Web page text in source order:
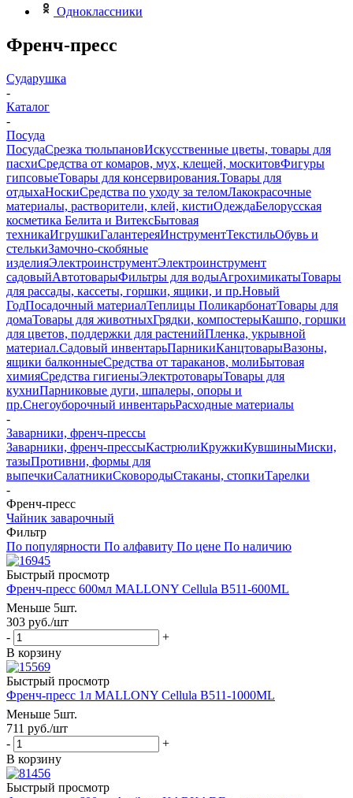
Одноклассники
Френч-пресс
Сударушка
-
Каталог
-
Посуда
ПосудаСрезка тюльпановИскусственные цветы, товары для
пасхиСредства от комаров, мух, клещей, москитовФигуры
гипсовыеТовары для консервирования.Товары для
отдыхаНоскиСредства по уходу за теломЛакокрасочные
материалы, растворители, клей, кистиОдеждаБелорусская
косметика Белита и ВитексБытовая
техникаИгрушкиГалантереяИнструментТекстильОбувь и
стелькиЗамочно-скобяные
изделияЭлектроинструментЭлектроинструмент
садовыйАвтотоварыФильтры для водыАгрохимикатыТовары
для рассады, кассеты, горшки, ящики, и пр.Новый
ГодПосадочный материалТеплицы ПоликарбонатТовары для
домаТовары для животныхГрядки, компостерыКашпо, горшки
для цветов, поддержки для растенийПленка, укрывной
материал.Садовый инвентарьПарникиКанцтоварыВазоны,
ящики балконныеСредства от тараканов, молиБытовая
химияСредства гигиеныЭлектротоварыТовары для
кухниПарниковые дуги, шпалеры, опоры и
пр.Снегоуборочный инвентарьРасходные материалы
-
Заварники, френч-прессы
Заварники, френч-прессыКастрюлиКружкиКувшиныМиски,
тазыПротивни, формы для
выпечкиСалатникиСковородыСтаканы, стопкиТарелки
-
Френч-пресс
Чайник заварочный
Фильтр
По популярности По алфавиту По цене По наличию
Быстрый просмотр
Френч-пресс 600мл MALLONY Cellula B511-600ML
Меньше 5шт.
303 руб./шт
-
+
В корзину
Быстрый просмотр
Френч-пресс 1л MALLONY Cellula B511-1000ML
Меньше 5шт.
711 руб./шт
-
+
В корзину
Быстрый просмотр